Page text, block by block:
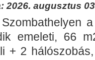
2026. augusztus
Szombathelyen
emeleti, 66
+ 2